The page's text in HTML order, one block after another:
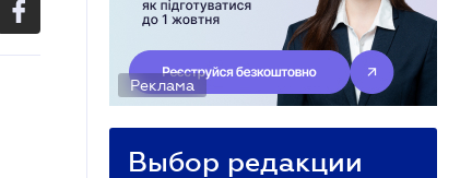
Реклама
Выбор редакции